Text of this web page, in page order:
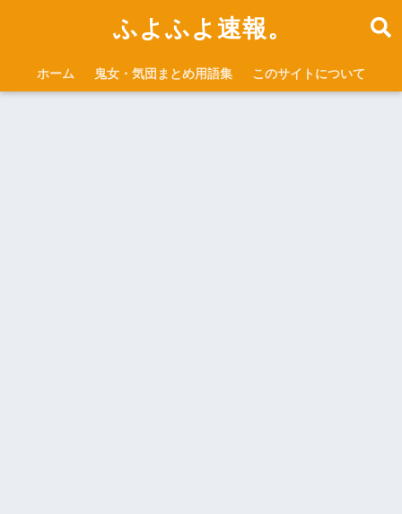
ふよふよ速報。
ホーム 鬼女・気団まとめ用語集 このサイトについて